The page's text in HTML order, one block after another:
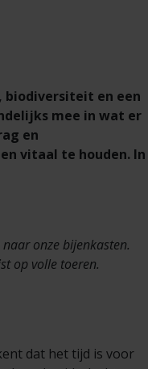
biodiversiteit en een
mee in wat er
en
vitaal te houden. In
onze bijenkasten.
op volle toeren.
dat het tijd is voor